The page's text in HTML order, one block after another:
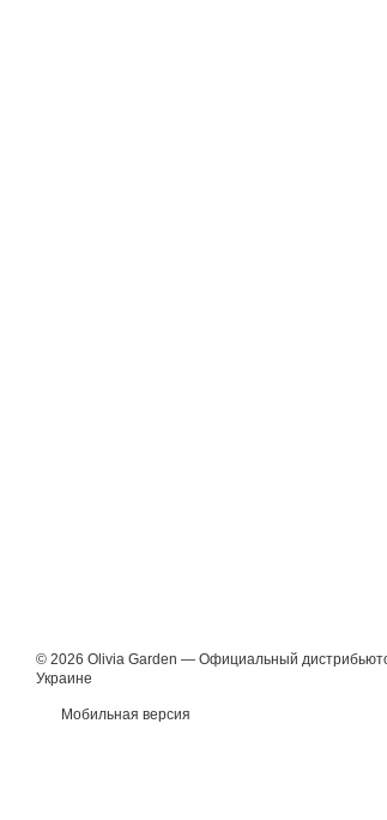
© 2026 Olivia Garden — Официальный
Украине
Мобильная версия